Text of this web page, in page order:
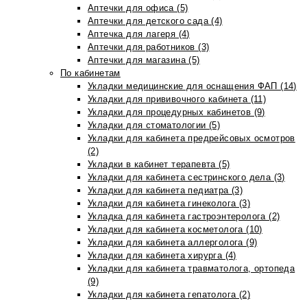
Аптечки для офиса (5)
Аптечки для детского сада (4)
Аптечка для лагеря (4)
Аптечки для работников (3)
Аптечки для магазина (5)
По кабинетам
Укладки медицинские для оснащения ФАП (14)
Укладки для прививочного кабинета (11)
Укладки для процедурных кабинетов (9)
Укладки для стоматологии (5)
Укладки для кабинета предрейсовых осмотров
(2)
Укладки в кабинет терапевта (5)
Укладки для кабинета сестринского дела (3)
Укладки для кабинета педиатра (3)
Укладки для кабинета гинеколога (3)
Укладка для кабинета гастроэнтеролога (2)
Укладки для кабинета косметолога (10)
Укладки для кабинета аллерголога (9)
Укладки для кабинета хирурга (4)
Укладки для кабинета травматолога, ортопеда
(9)
Укладки для кабинета гепатолога (2)